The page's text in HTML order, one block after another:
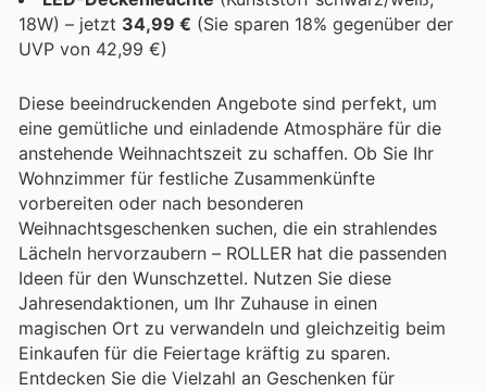
18W) – jetzt 34,99 € (Sie sparen 18% gegenüber der
UVP von 42,99 €)
Diese beeindruckenden Angebote sind perfekt, um
eine gemütliche und einladende Atmosphäre für die
anstehende Weihnachtszeit zu schaffen. Ob Sie Ihr
Wohnzimmer für festliche Zusammenkünfte
vorbereiten oder nach besonderen
Weihnachtsgeschenken suchen, die ein strahlendes
Lächeln hervorzaubern – ROLLER hat die passenden
Ideen für den Wunschzettel. Nutzen Sie diese
Jahresendaktionen, um Ihr Zuhause in einen
magischen Ort zu verwandeln und gleichzeitig beim
Einkaufen für die Feiertage kräftig zu sparen.
Entdecken Sie die Vielzahl an Geschenken für